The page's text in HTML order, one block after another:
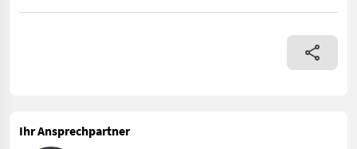
Ihr Ansprechpartner